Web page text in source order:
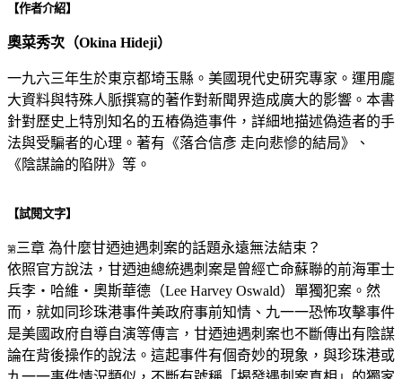
【作者介紹】
奧菜秀次（Okina Hideji）
一九六三年生於東京都埼玉縣。美國現代史研究專家。運用龐
大資料與特殊人脈撰寫的著作對新聞界造成廣大的影響。本書
針對歷史上特別知名的五樁偽造事件，詳細地描述偽造者的手
法與受騙者的心理。著有《落合信彥 走向悲慘的結局》、
《陰謀論的陷阱》等。
【試閱文字】
第三章 為什麼甘迺迪遇刺案的話題永遠無法結束？
依照官方說法，甘迺迪總統遇刺案是曾經亡命蘇聯的前海軍士
兵李‧哈維‧奧斯華德（Lee Harvey Oswald）單獨犯案。然
而，就如同珍珠港事件美政府事前知情、九一一恐怖攻擊事件
是美國政府自導自演等傳言，甘迺迪遇刺案也不斷傳出有陰謀
論在背後操作的說法。這起事件有個奇妙的現象，與珍珠港或